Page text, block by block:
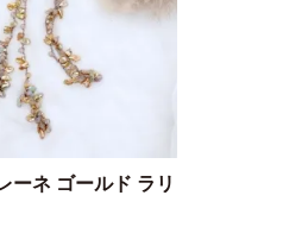
ーネ ゴールド ラリ